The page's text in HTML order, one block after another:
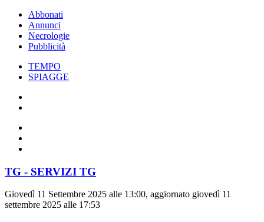
Abbonati
Annunci
Necrologie
Pubblicità
TEMPO
SPIAGGE
TG - SERVIZI TG
Giovedì 11 Settembre 2025 alle 13:00, aggiornato giovedì 11
settembre 2025 alle 17:53